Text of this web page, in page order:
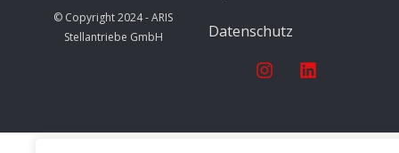
© Copyright 2024 - ARIS
Stellantriebe GmbH
I
n
a
L
i
e
Datenschutz